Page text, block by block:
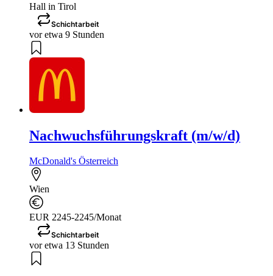
Hall in Tirol
Schichtarbeit
vor etwa 9 Stunden
Nachwuchsführungskraft (m/w/d)
McDonald's Österreich
Wien
EUR 2245-2245/Monat
Schichtarbeit
vor etwa 13 Stunden